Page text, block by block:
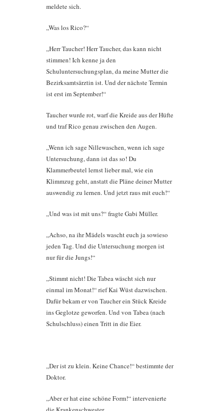
meldete sich.
„Was los Rico?“
„Herr Taucher! Herr Taucher, das kann nicht
stimmen! Ich kenne ja den
Schuluntersuchungsplan, da meine Mutter die
Bezirksamtsärztin ist. Und der nächste Termin
ist erst im September!“
Taucher wurde rot, warf die Kreide aus der Hüfte
und traf Rico genau zwischen den Augen.
„Wenn ich sage Nillewaschen, wenn ich sage
Untersuchung, dann ist das so! Du
Klammerbeutel lernst lieber mal, wie ein
Klimmzug geht, anstatt die Pläne deiner Mutter
auswendig zu lernen. Und jetzt raus mit euch!“
„Und was ist mit uns?“ fragte Gabi Müller.
„Achso, na ihr Mädels wascht euch ja sowieso
jeden Tag. Und die Untersuchung morgen ist
nur für die Jungs!“
„Stimmt nicht! Die Tabea wäscht sich nur
einmal im Monat!“ rief Kai Wüst dazwischen.
Dafür bekam er von Taucher ein Stück Kreide
ins Geglotze geworfen. Und von Tabea (nach
Schulschluss) einen Tritt in die Eier.
„Der ist zu klein. Keine Chance!“ bestimmte der
Doktor.
„Aber er hat eine schöne Form!“ intervenierte